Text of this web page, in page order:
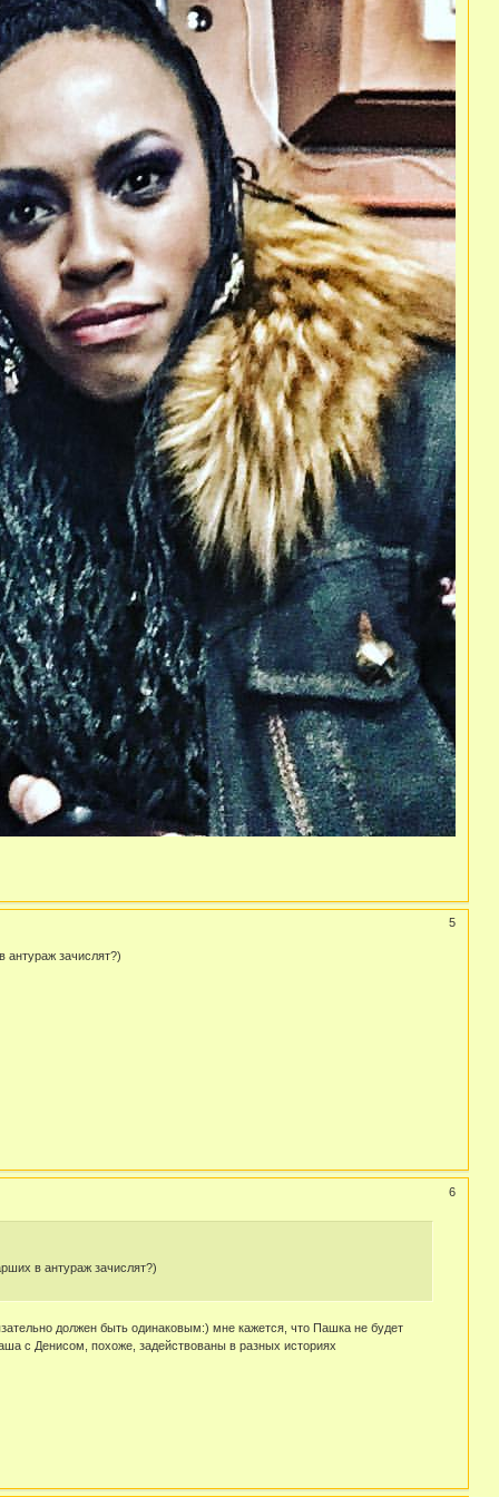
5
антураж зачислят?)
6
в антураж зачислят?)
должен быть одинаковым:) мне кажется, что Пашка не будет
с Денисом, похоже, задействованы в разных историях